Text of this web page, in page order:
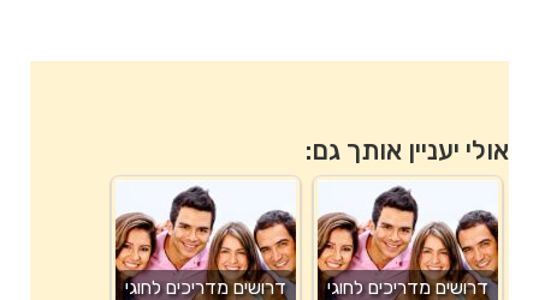
אולי יעניין אותך גם:
דרושים מדריכים לחוגי
דרושים מדריכים לחוגי